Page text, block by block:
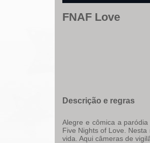
FNAF Love
Descrição e regras
Alegre e cômica a
Five Nights of Love.
vida. Aqui câmeras de